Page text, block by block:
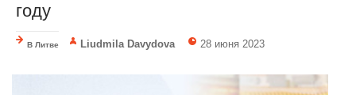
году
В Литве Liudmila Davydova 28 июня 2023